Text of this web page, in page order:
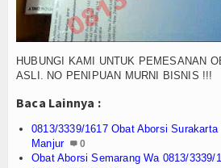
HUBUNGI KAMI UNTUK PEMESANAN
ASLI. NO PENIPUAN MURNI BISNIS !!!
Baca Lainnya :
0813/3339/1617 Obat Aborsi
Manjur
0
Obat Aborsi Semarang Wa 0813/